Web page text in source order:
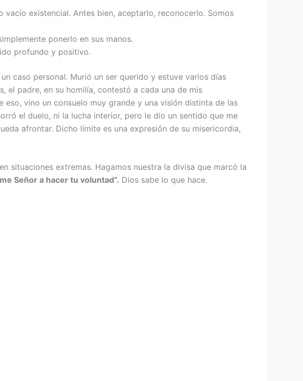
existencial. Antes bien, aceptarlo, reconocerlo. Somos
ponerlo en sus manos.
profundo y positivo.
caso personal. Murió un ser querido y estuve varios días
el padre, en su homilía, contestó a cada una de mis
vino un consuelo muy grande y una visión distinta de las
el duelo, ni la lucha interior, pero le dio un sentido que me
afrontar. Dicho límite es una expresión de su misericordia,
situaciones extremas. Hagamos nuestra la divisa que marcó la
Señor a hacer tu voluntad”. Dios sabe lo que hace.